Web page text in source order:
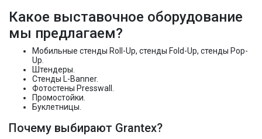
Какое выставочное оборудование
мы предлагаем?
Мобильные стенды Roll-Up, стенды Fold-Up, стенды Pop-
Up.
Штендеры.
Стенды L-Banner.
Фотостены Presswall.
Промостойки.
Буклетницы.
Почему выбирают Grantex?